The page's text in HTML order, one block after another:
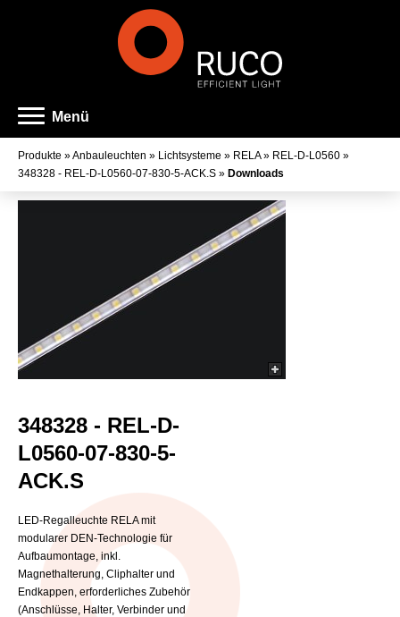
Menü
Produkte »Anbauleuchten » Lichtsysteme » RELA» REL-D-L0560 »
348328 - REL-D-L0560-07-830-5-ACK.S » Downloads
348328 - REL-D-
L0560-07-830-5-
ACK.S
LED-Regalleuchte RELA mit
modularer DEN-Technologie für
Aufbaumontage, inkl.
Magnethalterung, Cliphalter und
Endkappen, erforderliches Zubehör
(Anschlüsse, Halter, Verbinder und